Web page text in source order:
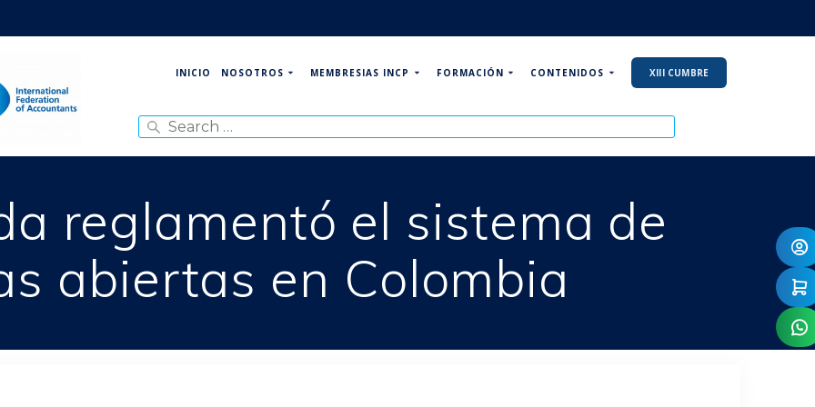
INICIO NOSOTROS MEMBRESIAS INCP FORMACIÓN CONTENIDOS XIII CUMBRE
for:
reglamentó el sistema de
abiertas en Colombia